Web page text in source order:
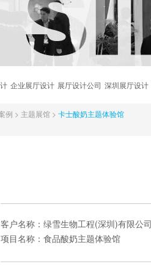
企业展厅设计 展厅设计公司 深圳展厅设计
例 > 主题展馆 > 卡士酸奶主题体验馆
客户名称： 绿雪生物工程(深圳)有限公司
项目名称： 食品酸奶主题体验馆